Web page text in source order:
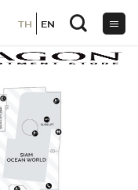
TH EN
TH EN